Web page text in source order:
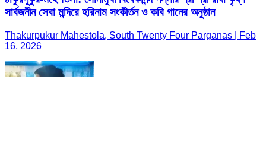
সার্বজনীন সেবা মন্দিরে হরিনাম সংকীর্তন ও কবি গানের অনুষ্ঠান
Thakurpukur Mahestola, South Twenty Four Parganas | Feb
16, 2026